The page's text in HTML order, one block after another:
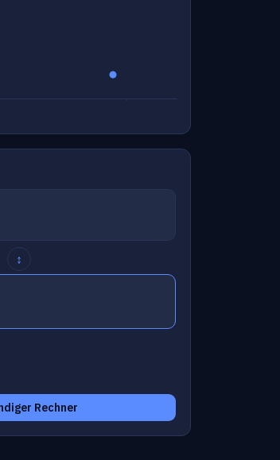
↕
Rechner